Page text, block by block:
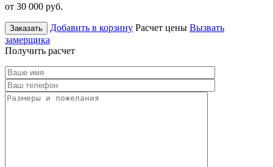
от 30 000 руб.
Заказать Добавить в корзину Расчет цены Вызвать
замерщика
Получить расчет